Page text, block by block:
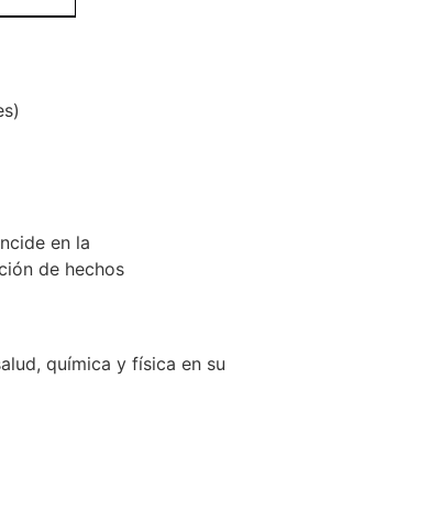
en la
de hechos
química y física en su